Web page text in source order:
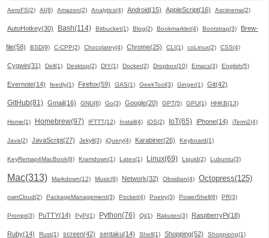
AeroFS(2) AI(8) Amazon(2) Analytics(4) Android(15) AppleScript(16) Asciinema(2)
AutoHotkey(30) Bash(114) Bitbucket(1) Blog(2) Bookmarklet(4) Bootstrap(3) Brew-
file(58) BSD(9) C-CPP(2) Chocolatey(4) Chrome(25) CLI(1) coLinux(2) CSS(4)
Cygwin(31) Dell(1) Desktop(2) DIY(1) Docker(2) Dropbox(10) Emacs(3) English(5)
Evernote(14) feedly(1) Firefox(59) GAS(1) GeekTool(3) Ginger(1) Git(42)
GitHub(81) Gmail(16) GNU(8) Go(3) Google(20) GPT(5) GPU(1) HHKB(13)
Home(1) Homebrew(97) IFTTT(12) Install(4) iOS(2) IoT(65) iPhone(14) iTerm2(4)
Java(2) JavaScript(27) Jekyll(3) jQuery(4) Karabiner(26) Keyboard(1)
KeyRemap4MacBook(8) Kramdown(1) Latex(1) Linux(69) Liquid(2) Lubuntu(3)
Mac(313) Markdown(12) Music(8) Network(32) Obsidian(4) Octopress(125)
ownCloud(2) PackageManagement(3) Pocket(4) Poetry(3) PowerShell(8) PR(3)
Prompt(3) PuTTY(14) PyPi(1) Python(76) Qi(1) Rakuten(3) RaspberryPi(18)
Ruby(14) Rust(1) screen(42) sentaku(14) Shell(1) Shopping(52) Shoppiong(1)